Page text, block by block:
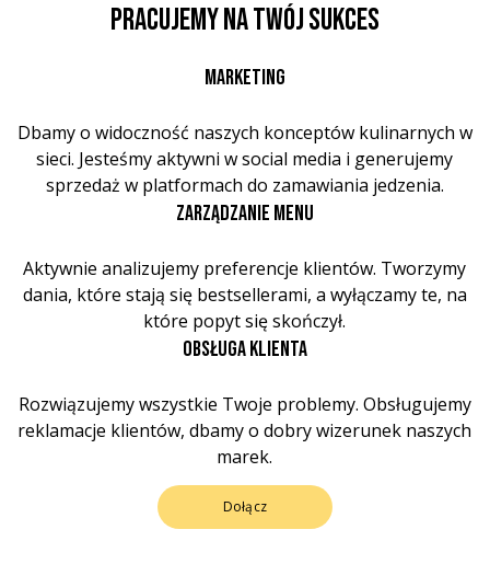
PRACUJEMY NA TWÓJ SUKCES
MARKETING
Dbamy o widoczność naszych konceptów kulinarnych w
sieci. Jesteśmy aktywni w social media i generujemy
sprzedaż w platformach do zamawiania jedzenia.
ZARZĄDZANIE MENU
Aktywnie analizujemy preferencje klientów. Tworzymy
dania, które stają się bestsellerami, a wyłączamy te, na
które popyt się skończył.
OBSŁUGA KLIENTA
Rozwiązujemy wszystkie Twoje problemy. Obsługujemy
reklamacje klientów, dbamy o dobry wizerunek naszych
marek.
Dołącz